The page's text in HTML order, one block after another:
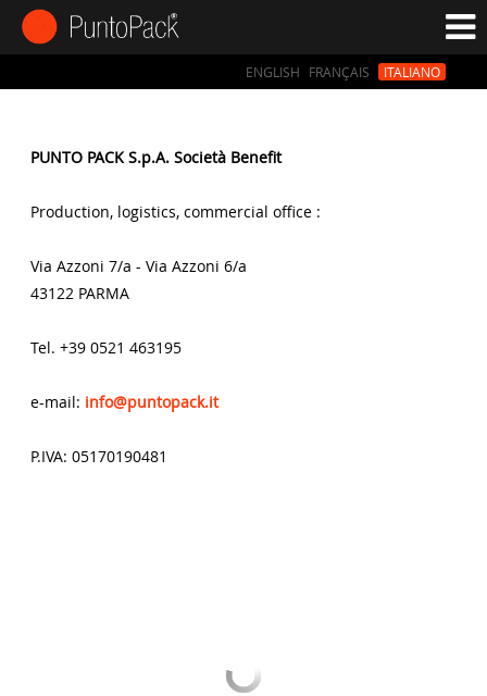
ENGLISH FRANÇAIS ITALIANO
PUNTO PACK S.p.A. Società Benefit
Production, logistics, commercial office :
Via Azzoni 7/a - Via Azzoni 6/a
43122 PARMA
Tel. +39 0521 463195
e-mail: info@puntopack.it
P.IVA: 05170190481